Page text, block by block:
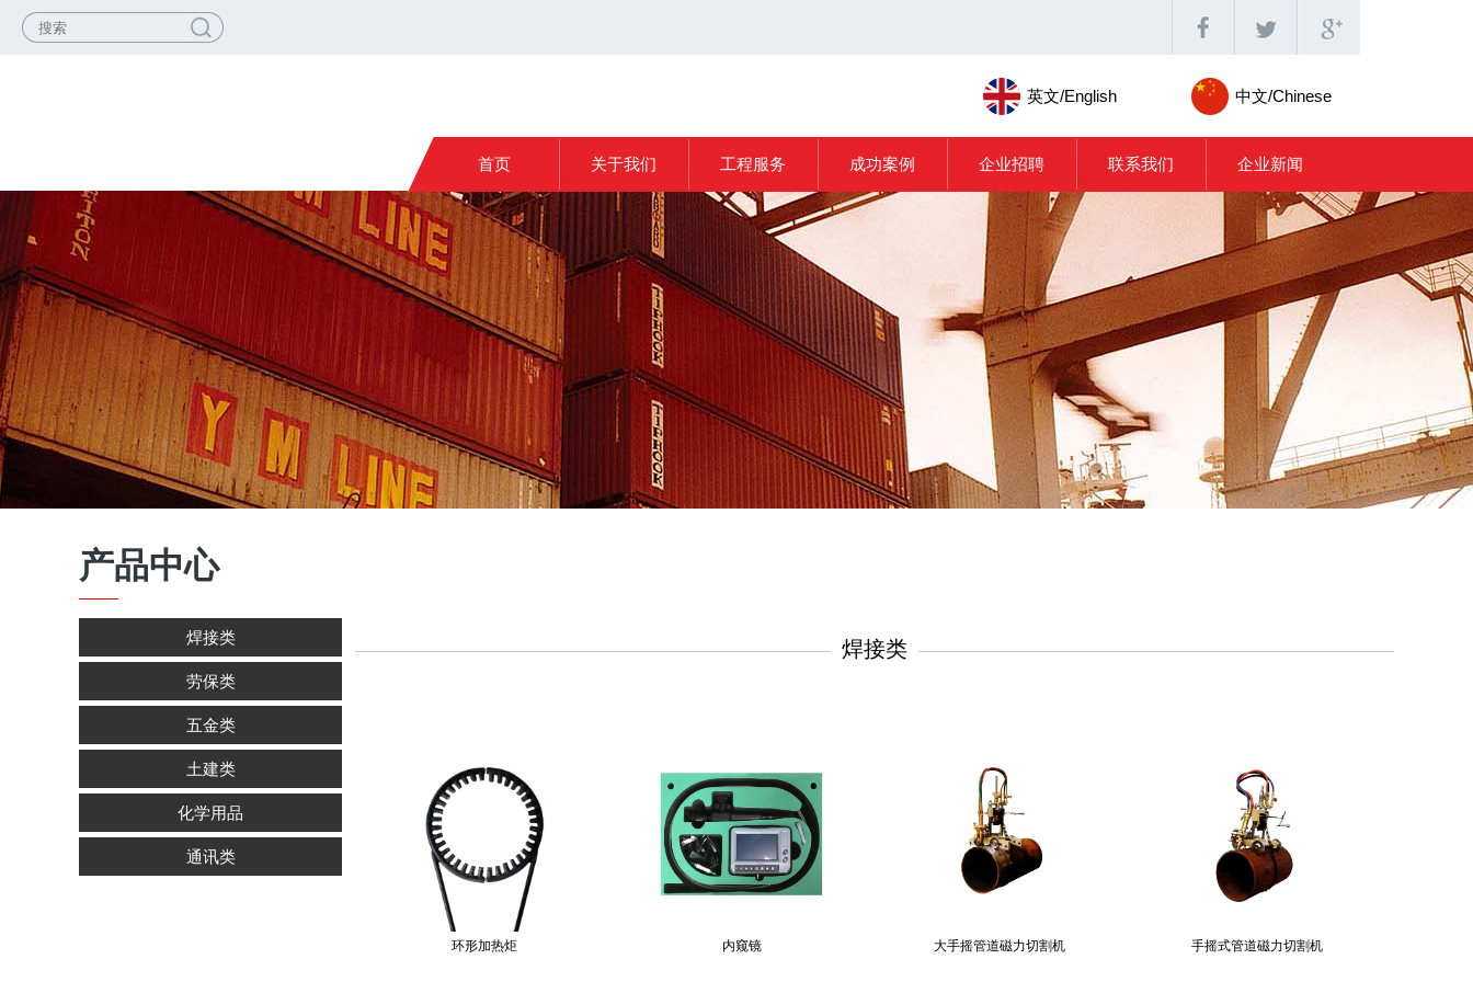
中文/Chinese
英文/English
首页 关于我们 工程服务 成功案例 企业招聘 联系我们 企业新闻
产品中心
焊接类
劳保类
五金类
土建类
化学用品
通讯类
焊接类
环形加热炬 内窥镜 大手摇管道磁力切割机 手摇式管道磁力切割机